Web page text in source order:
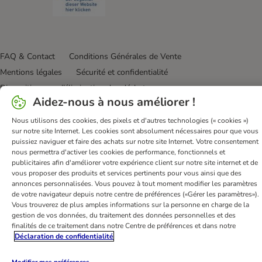
FAQ & Contact
Conditions Générales de Vente
Mentions légales
Sécurité et confidentialité
Dispositions sur l’élimination des déchets
Frais et délai de livraison
Modes de paiement
Renoncer au contrat ici
Programme de fidélité
Application mobile
Programme d'affiliation
Déclaration d'accessibilité
bitiba GmbH 2026
Aidez-nous à nous améliorer !
Nous utilisons des cookies, des pixels et d'autres technologies (« cookies »)
sur notre site Internet. Les cookies sont absolument nécessaires pour que vous
puissiez naviguer et faire des achats sur notre site Internet. Votre consentement
nous permettra d'activer les cookies de performance, fonctionnels et
publicitaires afin d'améliorer votre expérience client sur notre site internet et de
vous proposer des produits et services pertinents pour vous ainsi que des
annonces personnalisées. Vous pouvez à tout moment modifier les paramètres
de votre navigateur depuis notre centre de préférences («Gérer les paramètres»).
Vous trouverez de plus amples informations sur la personne en charge de la
gestion de vos données, du traitement des données personnelles et des
finalités de ce traitement dans notre Centre de préférences et dans notre
Déclaration de confidentialité